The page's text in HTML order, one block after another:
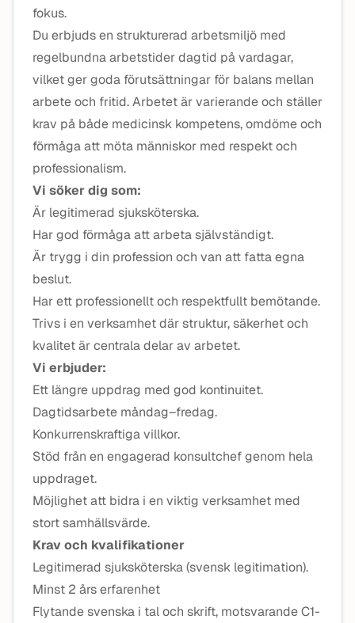
fokus.
Du erbjuds en strukturerad arbetsmiljö med
regelbundna arbetstider dagtid på vardagar,
vilket ger goda förutsättningar för balans mellan
arbete och fritid. Arbetet är varierande och ställer
krav på både medicinsk kompetens, omdöme och
förmåga att möta människor med respekt och
professionalism.
Vi söker dig som:
Är legitimerad sjuksköterska.
Har god förmåga att arbeta självständigt.
Är trygg i din profession och van att fatta egna
beslut.
Har ett professionellt och respektfullt bemötande.
Trivs i en verksamhet där struktur, säkerhet och
kvalitet är centrala delar av arbetet.
Vi erbjuder:
Ett längre uppdrag med god kontinuitet.
Dagtidsarbete måndag–fredag.
Konkurrenskraftiga villkor.
Stöd från en engagerad konsultchef genom hela
uppdraget.
Möjlighet att bidra i en viktig verksamhet med
stort samhällsvärde.
Krav och kvalifikationer
Legitimerad sjuksköterska (svensk legitimation).
Minst 2 års erfarenhet
Flytande svenska i tal och skrift, motsvarande C1-